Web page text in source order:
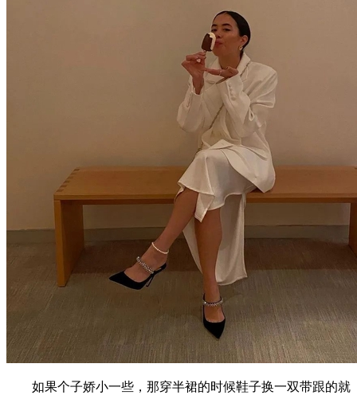
如果个子娇小一些，那穿半裙的时候鞋子换一双带跟的就